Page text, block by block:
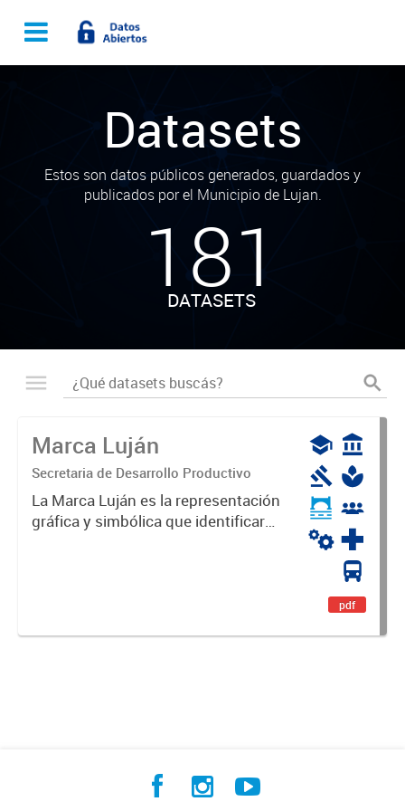
Datasets
Estos son datos públicos generados, guardados y
publicados por el Municipio de Lujan.
181
DATASETS
Marca Luján
Secretaria de Desarrollo Productivo
La Marca Luján es la representación
gráfica y simbólica que identificará
pdf